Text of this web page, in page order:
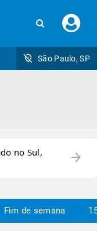
seu
São Paulo, SP
no Sul,
arrow_forward
Fim de semana